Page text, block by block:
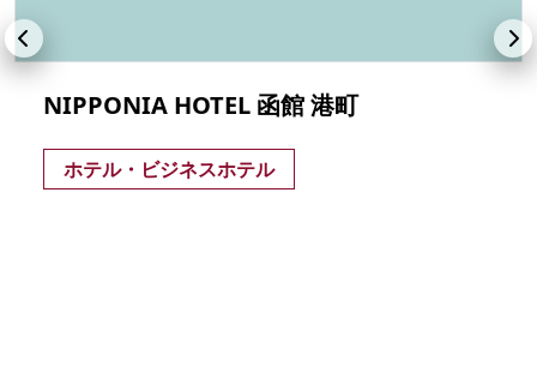
NIPPONIA HOTEL 函館 港町
ホテル・ビジネスホテル